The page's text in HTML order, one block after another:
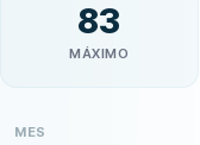
83
MÁXIMO
MES